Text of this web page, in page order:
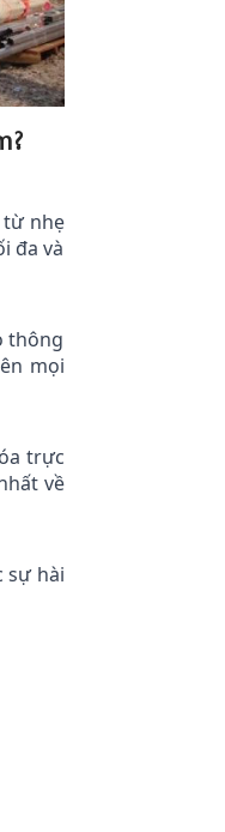
từ nhẹ
đa và
thông
mọi
trực
về
sự hài